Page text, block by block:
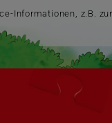
Informationen, z.B.